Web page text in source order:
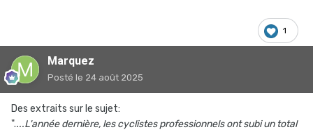
1
Marquez
Posté le 24 août 2025
Des extraits sur le sujet:
"....L'année dernière, les cyclistes professionnels ont subi un total